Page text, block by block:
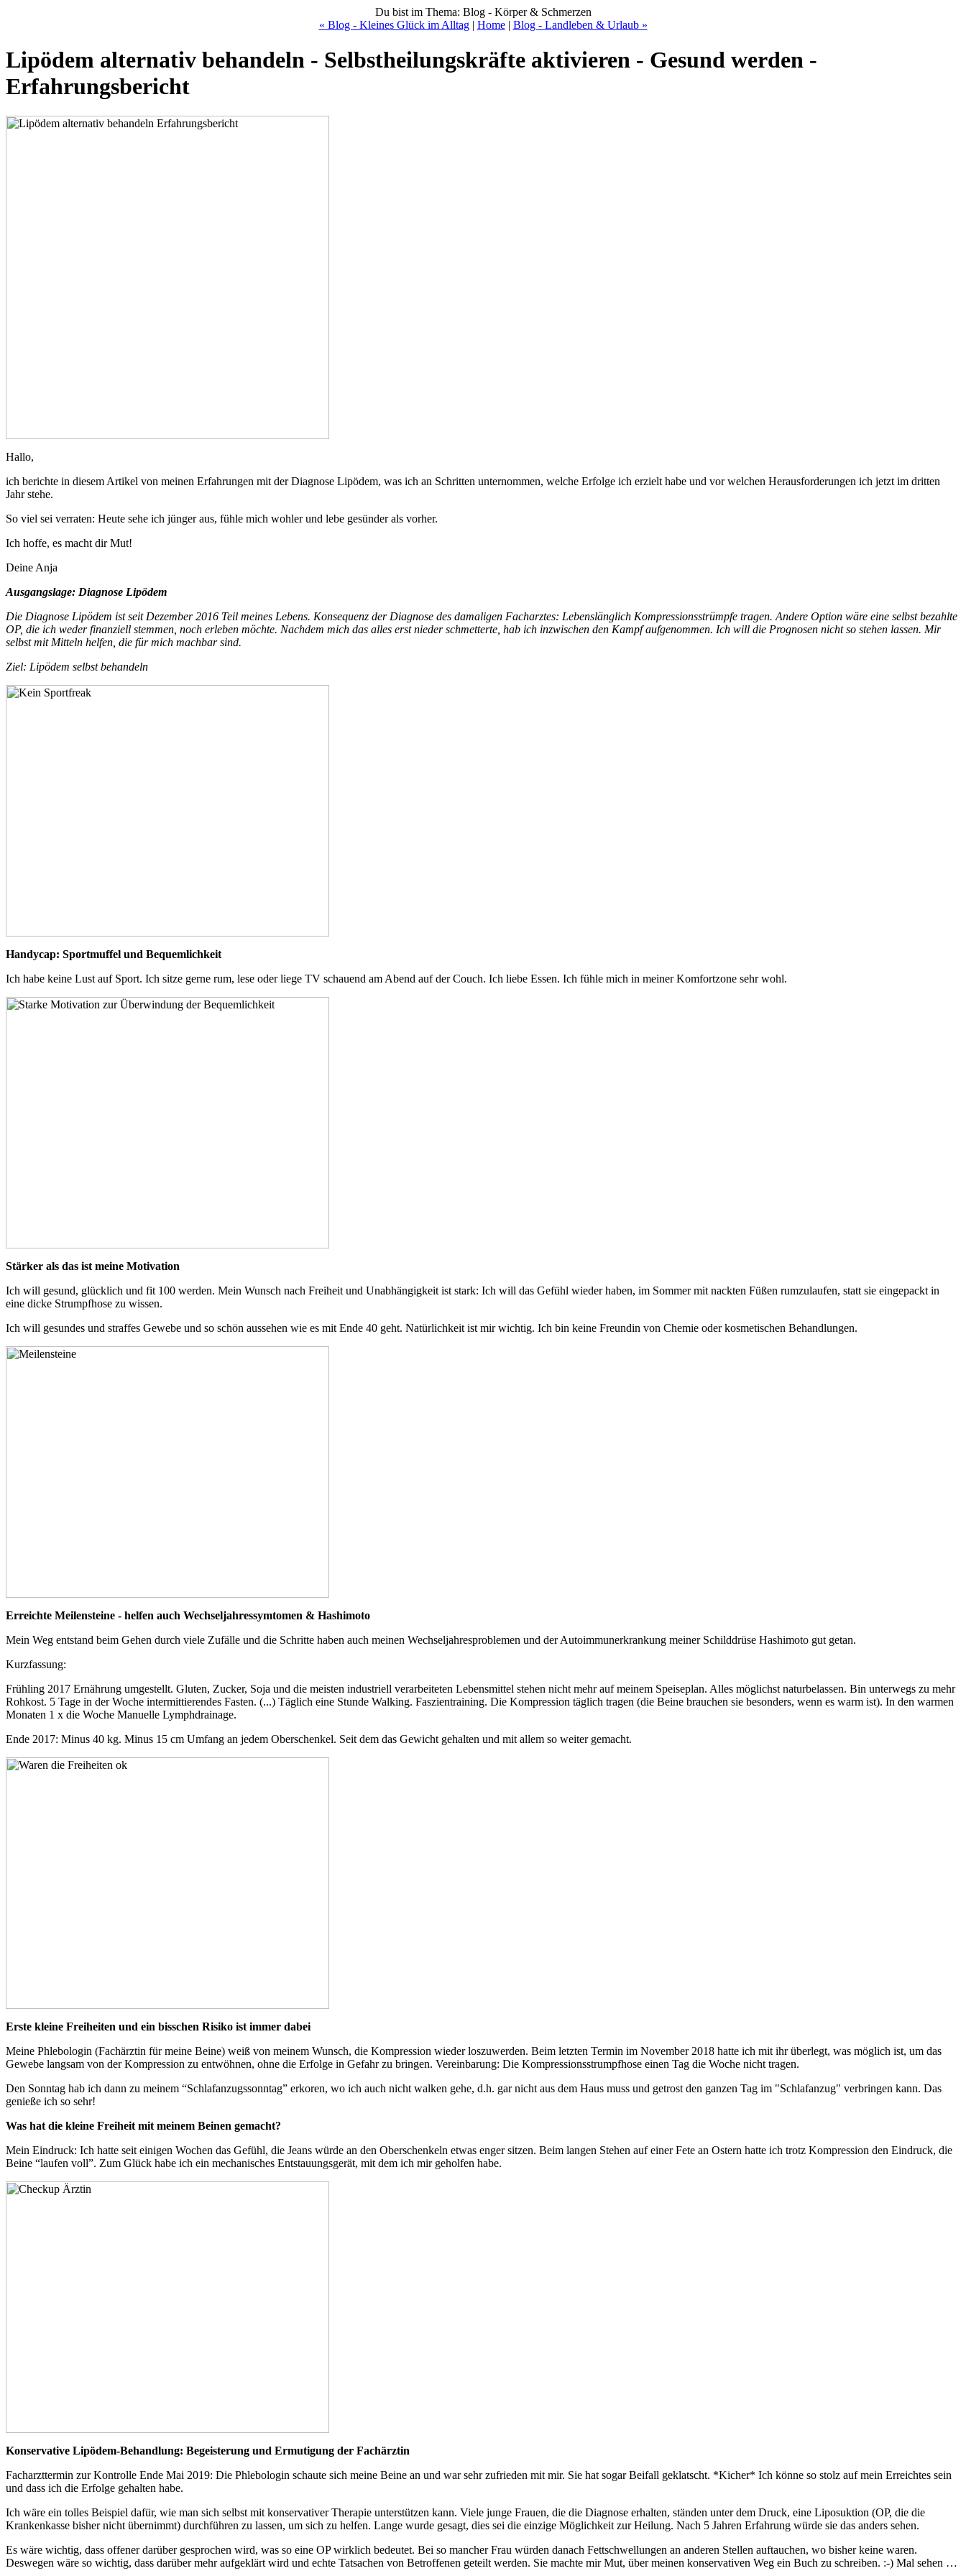
Du bist im Thema: Blog - Körper & Schmerzen
« Blog - Kleines Glück im Alltag| Home| Blog - Landleben & Urlaub »
Lipödem alternativ behandeln - Selbstheilungskräfte aktivieren - Gesund werden -
Erfahrungsbericht
Hallo,
ich berichte in diesem Artikel von meinen Erfahrungen mit der Diagnose Lipödem, was ich an Schritten unternommen, welche Erfolge ich erzielt habe und vor welchen Herausforderungen ich jetzt im dritten
Jahr stehe.
So viel sei verraten: Heute sehe ich jünger aus, fühle mich wohler und lebe gesünder als vorher.
Ich hoffe, es macht dir Mut!
Deine Anja
Ausgangslage: Diagnose Lipödem
Die Diagnose Lipödem ist seit Dezember 2016 Teil meines Lebens. Konsequenz der Diagnose des damaligen Facharztes: Lebenslänglich Kompressionsstrümpfe tragen. Andere Option wäre eine selbst bezahlte
OP, die ich weder finanziell stemmen, noch erleben möchte. Nachdem mich das alles erst nieder schmetterte, hab ich inzwischen den Kampf aufgenommen. Ich will die Prognosen nicht so stehen lassen. Mir
selbst mit Mitteln helfen, die für mich machbar sind.
Ziel: Lipödem selbst behandeln
Handycap: Sportmuffel und Bequemlichkeit
Ich habe keine Lust auf Sport. Ich sitze gerne rum, lese oder liege TV schauend am Abend auf der Couch. Ich liebe Essen. Ich fühle mich in meiner Komfortzone sehr wohl.
Stärker als das ist meine Motivation
Ich will gesund, glücklich und fit 100 werden. Mein Wunsch nach Freiheit und Unabhängigkeit ist stark: Ich will das Gefühl wieder haben, im Sommer mit nackten Füßen rumzulaufen, statt sie eingepackt in
eine dicke Strumpfhose zu wissen.
Ich will gesundes und straffes Gewebe und so schön aussehen wie es mit Ende 40 geht. Natürlichkeit ist mir wichtig. Ich bin keine Freundin von Chemie oder kosmetischen Behandlungen.
Erreichte Meilensteine - helfen auch Wechseljahressymtomen & Hashimoto
Mein Weg entstand beim Gehen durch viele Zufälle und die Schritte haben auch meinen Wechseljahresproblemen und der Autoimmunerkrankung meiner Schilddrüse Hashimoto gut getan.
Kurzfassung:
Frühling 2017 Ernährung umgestellt. Gluten, Zucker, Soja und die meisten industriell verarbeiteten Lebensmittel stehen nicht mehr auf meinem Speiseplan. Alles möglichst naturbelassen. Bin unterwegs zu mehr
Rohkost. 5 Tage in der Woche intermittierendes Fasten. (...) Täglich eine Stunde Walking. Faszientraining. Die Kompression täglich tragen (die Beine brauchen sie besonders, wenn es warm ist). In den warmen
Monaten 1 x die Woche Manuelle Lymphdrainage.
Ende 2017: Minus 40 kg. Minus 15 cm Umfang an jedem Oberschenkel. Seit dem das Gewicht gehalten und mit allem so weiter gemacht.
Erste kleine Freiheiten und ein bisschen Risiko ist immer dabei
Meine Phlebologin (Fachärztin für meine Beine) weiß von meinem Wunsch, die Kompression wieder loszuwerden. Beim letzten Termin im November 2018 hatte ich mit ihr überlegt, was möglich ist, um das
Gewebe langsam von der Kompression zu entwöhnen, ohne die Erfolge in Gefahr zu bringen. Vereinbarung: Die Kompressionsstrumpfhose einen Tag die Woche nicht tragen.
Den Sonntag hab ich dann zu meinem “Schlafanzugssonntag” erkoren, wo ich auch nicht walken gehe, d.h. gar nicht aus dem Haus muss und getrost den ganzen Tag im "Schlafanzug" verbringen kann. Das
genieße ich so sehr!
Was hat die kleine Freiheit mit meinem Beinen gemacht?
Mein Eindruck: Ich hatte seit einigen Wochen das Gefühl, die Jeans würde an den Oberschenkeln etwas enger sitzen. Beim langen Stehen auf einer Fete an Ostern hatte ich trotz Kompression den Eindruck, die
Beine “laufen voll”. Zum Glück habe ich ein mechanisches Entstauungsgerät, mit dem ich mir geholfen habe.
Konservative Lipödem-Behandlung: Begeisterung und Ermutigung der Fachärztin
Facharzttermin zur Kontrolle Ende Mai 2019: Die Phlebologin schaute sich meine Beine an und war sehr zufrieden mit mir. Sie hat sogar Beifall geklatscht. *Kicher* Ich könne so stolz auf mein Erreichtes sein
und dass ich die Erfolge gehalten habe.
Ich wäre ein tolles Beispiel dafür, wie man sich selbst mit konservativer Therapie unterstützen kann. Viele junge Frauen, die die Diagnose erhalten, ständen unter dem Druck, eine Liposuktion (OP, die die
Krankenkasse bisher nicht übernimmt) durchführen zu lassen, um sich zu helfen. Lange wurde gesagt, dies sei die einzige Möglichkeit zur Heilung. Nach 5 Jahren Erfahrung würde sie das anders sehen.
Es wäre wichtig, dass offener darüber gesprochen wird, was so eine OP wirklich bedeutet. Bei so mancher Frau würden danach Fettschwellungen an anderen Stellen auftauchen, wo bisher keine waren.
Deswegen wäre so wichtig, dass darüber mehr aufgeklärt wird und echte Tatsachen von Betroffenen geteilt werden. Sie machte mir Mut, über meinen konservativen Weg ein Buch zu schreiben. :-) Mal sehen …